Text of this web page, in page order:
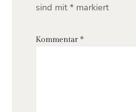
sind mit* markiert
Kommentar *